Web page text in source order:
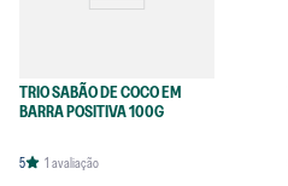
TRIO SABÃO DE COCO EM
BARRA POSITIVA 100G
5 1 avaliação